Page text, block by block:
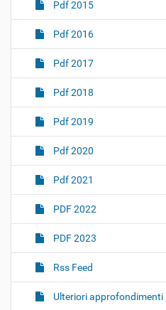
Pdf 2015
Pdf 2016
Pdf 2017
Pdf 2018
Pdf 2019
Pdf 2020
Pdf 2021
PDF 2022
PDF 2023
Rss Feed
Ulteriori approfondimenti